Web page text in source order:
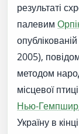
результаті
палевим
2005),
методом
місцевої
Нью-Гемпшир
Україну в